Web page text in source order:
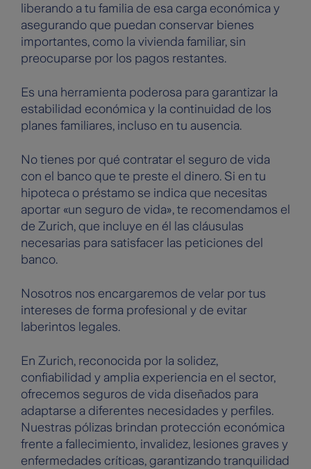
liberando a tu familia de esa carga económica y
asegurando que puedan conservar bienes
importantes, como la vivienda familiar, sin
preocuparse por los pagos restantes.
Es una herramienta poderosa para garantizar la
estabilidad económica y la continuidad de los
planes familiares, incluso en tu ausencia.
No tienes por qué contratar el seguro de vida
con el banco que te preste el dinero. Si en tu
hipoteca o préstamo se indica que necesitas
aportar «un seguro de vida», te recomendamos el
de Zurich, que incluye en él las cláusulas
necesarias para satisfacer las peticiones del
banco.
Nosotros nos encargaremos de velar por tus
intereses de forma profesional y de evitar
laberintos legales.
En Zurich, reconocida por la solidez,
confiabilidad y amplia experiencia en el sector,
ofrecemos seguros de vida diseñados para
adaptarse a diferentes necesidades y perfiles.
Nuestras pólizas brindan protección económica
frente a fallecimiento, invalidez, lesiones graves y
enfermedades críticas, garantizando tranquilidad